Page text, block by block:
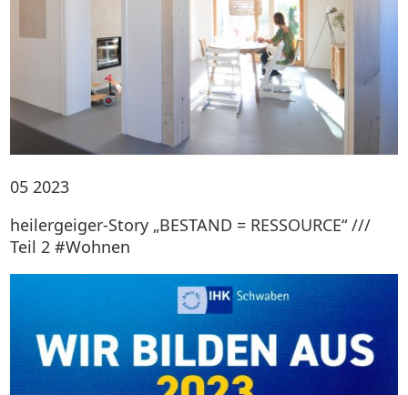
05 2023
heilergeiger-Story „BESTAND = RESSOURCE“ ///
Teil 2 #Wohnen